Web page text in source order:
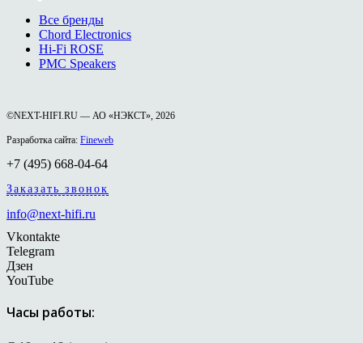
Все бренды
Chord Electronics
Hi-Fi ROSE
PMC Speakers
©NEXT-HIFI.RU — АО «НЭКСТ», 2026
Разработка сайта: Fineweb
+7 (495) 668-04-64
Заказать звонок
info@next-hifi.ru
Vkontakte
Telegram
Дзен
YouTube
Часы работы: